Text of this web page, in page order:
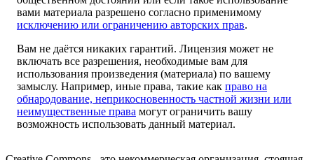
вами материала разрешено согласно применимому
исключению или ограничению авторских прав.
Вам не даётся никаких гарантий. Лицензия может не
включать все разрешения, необходимые вам для
использования произведения (материала) по вашему
замыслу. Например, иные права, такие как право на
обнародование, неприкосновенность частной жизни или
неимущественные права могут ограничить вашу
возможность использовать данный материал.